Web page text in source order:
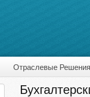
Отраслевые